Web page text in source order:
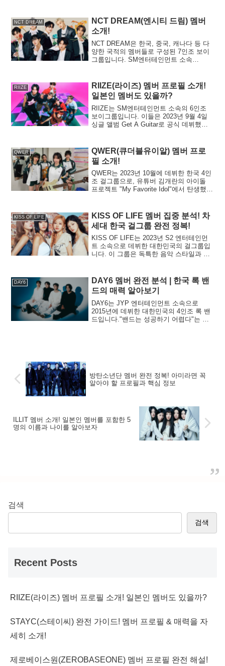
폭발적인 지지를 받고 있습니다.<br>그들
은 2015년 10월 20일, 오디션 프로그램
「SIXTEEN」을 거쳐 첫 번째 미니 앨범
「THE STORY BEGINS」로 데뷔했습니
다. 데뷔 후 불과 한 달 반 만에 「Mnet
Asian Music Awards」에서 ‘베스트 신인
<br>팬클럽 이름은 ONCE로, 받은 사랑을
‘두 번(TWICE)’ 돌려주겠다는 약속을 의미
합니다. 그룹명 TWICE는 노래로 한 번, 무
대로 또 한 번, 두 가지 감동을 전하겠다는
뜻을 담고 있습니다.<br>이 글에서는 트와
이스 멤버들에 대해 더 자세히 설명합니
NCT DREAM
NCT DREAM(엔시티 드림) 멤버
소개!
NCT DREAM은 한국, 중국, 캐나다 등 다
양한 국적의 멤버들로 구성된 7인조 보이
그룹입니다. SM엔터테인먼트 소속
데뷔 당시 평균 나이가 15.6세로, 역대 최
연소 남자 아이돌 그룹으로 기록되었습니
다. 이 글에서는 NCT DREAM 멤버 각각
의 프로필과 매력을 소개합니다.
RIIZE
RIIZE(라이즈) 멤버 프로필 소개!
일본인 멤버도 있을까?
RIIZE는 SM엔터테인먼트 소속의 6인조
보이그룹입니다. 이들은 2023년 9월 4일
싱글 앨범 Get A Guitar로 공식 데뷔했으
이후 3년 만에 등장한 SM의 신인 그룹이
며, NCT 이후 7년 만에 나온 보이그룹입니
다. 다국적 라인업으로, 4명의 한국인, 1명
의 한국계 미국인, 1명의 일본인 멤버(전
NCT 멤버 포함)로 구성되어 있습니다. 이
글에서는 RIIZE 각 멤버의 프로필을 소개
QWER
QWER(큐더블유이알) 멤버 프로
필 소개!
QWER는 2023년 10월에 데뷔한 한국 4인
조 걸그룹으로, 유튜버 김개란의 아이돌
프로젝트 "My Favorite Idol"에서 탄생했습
가지고 있습니다.밴드 이름 "QWER"는 게
임 "리그 오브 레전드"의 키보드 단축키에
서 유래했으며, 활동은 게임 요소와 소셜
미디어 관련 테마가 특징입니다. 데뷔곡
"Harmony from Discord"는 J-rock의 영향
을 받은 사운드를 특징으로 하며, "T.B.H."
임과의 콜라보레이션으로 게이머들 사이
에서도 주목을 받았습니다.이 글에서는 멤
버들의 프로필을 소개합니다.
KISS OF LIFE
KISS OF LIFE 멤버 집중 분석! 차
세대 한국 걸그룹 완전 정복!
KISS OF LIFE는 2023년 S2 엔터테인먼
트 소속으로 데뷔한 대한민국의 걸그룹입
니다. 이 그룹은 독특한 음악 스타일과 생
"마음을 설레게 하는 신선한 음악으로 음
악 산업에 새로운 생명을 불어넣겠다"는
메시지를 담고 있으며, 그 이름처럼 그들
의 음악은 청중에게 생기를 불어넣는 힘과
매력을 가지고 있습니다. 데뷔 이후 짧은
시간 안에 많은 팬을 확보했으며, 음악뿐
DAY6
DAY6 멤버 완전 분석 | 한국 록 밴
드의 매력 알아보기
DAY6는 JYP 엔터테인먼트 소속으로
2015년에 데뷔한 대한민국의 4인조 록 밴
드입니다."밴드는 성공하기 어렵다"는 말
로듀서인 박진영의 승인을 받아야 했습니
다.이러한 도전 덕분에 그들의 실력은 갈
DAY6의 매력을 소개하고 각 멤버의 자세
한 프로필을 제공합니다.
방탄소년단 멤버 완전 정복! 아미라면 꼭
알아야 할 프로필과 핵심 정보
ILLIT 멤버 소개! 일본인 멤버를 포함한 5
명의 이름과 나이를 알아보자
검색
검색
Recent Posts
RIIZE(라이즈) 멤버 프로필 소개! 일본인 멤버도 있을까?
STAYC(스테이씨) 완전 가이드! 멤버 프로필 & 매력을 자
세히 소개!
제로베이스원(ZEROBASEONE) 멤버 프로필 완전 해설!